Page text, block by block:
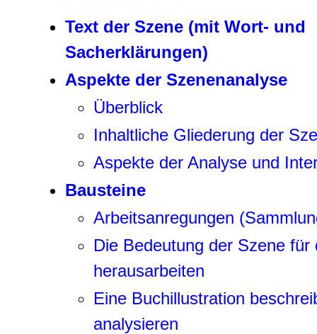
Text der Szene (mit Wort- und
Sacherklärungen)
Aspekte der Szenenanalyse
Überblick
Inhaltliche Gliederung der
Aspekte der Analyse und
Bausteine
Arbeitsanregungen
Die Bedeutung der Szene für
herausarbeiten
Eine Buchillustration
analysieren